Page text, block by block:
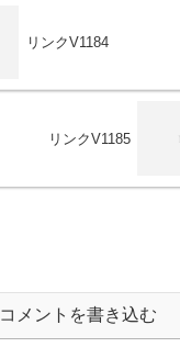
リンクV1184
リンクV1185
コメントを書き込む